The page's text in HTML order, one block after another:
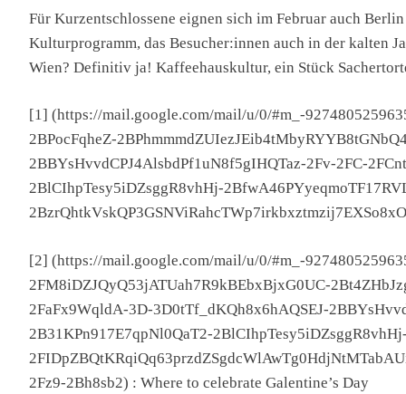
Für Kurzentschlossene eignen sich im Februar auch
Kulturprogramm, das Besucher:innen auch in der kalten
Wien? Definitiv ja! Kaffeehauskultur, ein Stück
[1] (https://mail.google.com/mail/u/0/#m_-
2BPocFqheZ-
2BBYsHvvdCPJ4AlsbdPf1uN8f5gIHQTaz-2Fv-2FC-
2BlCIhpTesy5iDZsggR8vhHj-
[2] (https://mail.google.com/mail/u/0/#m_-
2FM8iDZJQyQ53jATUah7R9kBEbxBjxG0UC-
2FaFx9WqldA-3D-3D0tTf_dKQh8x6hAQSEJ-
2B31KPn917E7qpNl0QaT2-
2Fz9-2Bh8sb2) : Where to celebrate Galentine’s Day